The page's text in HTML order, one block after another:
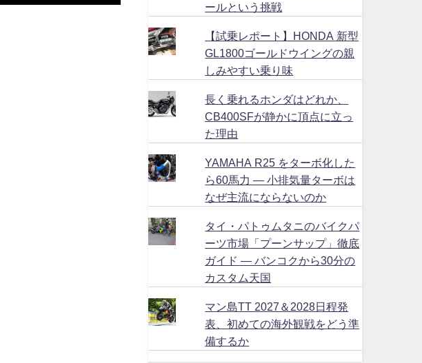
ールという挑戦
【試乗レポート】HONDA 新型
GL1800ゴールドウイングの親
しみやすい乗り味
長く乗れるホンダはどれか、
CB400SFが静かに頂点に立っ
た理由
YAMAHA R25 をターボ化した
ら60馬力 ― 小排気量ターボは
なぜ主流にならないのか
タイ・パトゥムタニのバイクパ
ーツ市場「プーンサップ」徹底
ガイド ― バンコクから30分の
カスタム天国
マン島TT 2027＆2028日程発
表、初めての海外観戦をどう準
備するか